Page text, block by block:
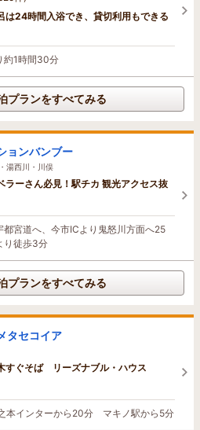
は24時間入浴でき、貸切利用もできる
約1時間30分
プランをすべてみる
ョンバンブー
湯西川・川俣
ラーさん必見！駅チカ 観光アクセス抜
宮道へ、今市ICより鬼怒川方面へ25
り徒歩3分
プランをすべてみる
タセコイア
すぐそば リーズナブル・ハウス
本インターから20分 マキノ駅から5分